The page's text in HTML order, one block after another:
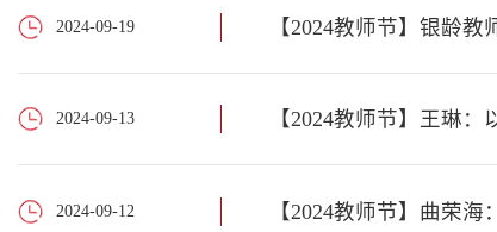
2024-09-19 【2024教师节】银龄
2024-09-13 【2024教师节】王琳
2024-09-12 【2024教师节】曲荣